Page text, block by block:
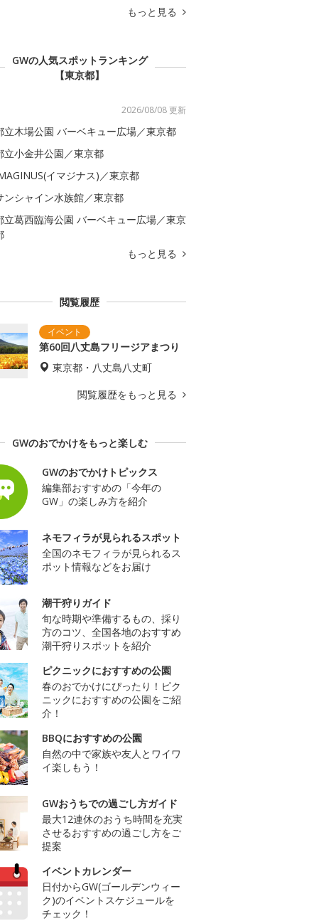
もっと見る
GWの人気スポットランキング
【東京都】
2026/08/08 更新
立木場公園 バーベキュー広場／東京都
立小金井公園／東京都
イマジナス)／東京都
ンシャイン水族館／東京都
立葛西臨海公園 バーベキュー広場／東京
もっと見る
閲覧履歴
第60回八丈島フリージアまつり
東京都・八丈島八丈町
閲覧履歴をもっと見る
GWのおでかけをもっと楽しむ
GWのおでかけトピックス
編集部おすすめの「今年の
GW」の楽しみ方を紹介
ネモフィラが見られるスポット
全国のネモフィラが見られるス
ポット情報などをお届け
潮干狩りガイド
旬な時期や準備するもの、採り
方のコツ、全国各地のおすすめ
潮干狩りスポットを紹介
ピクニックにおすすめの公園
春のおでかけにぴったり！ピク
ニックにおすすめの公園をご紹
介！
BBQにおすすめの公園
自然の中で家族や友人とワイワ
イ楽しもう！
GWおうちでの過ごし方ガイド
最大12連休のおうち時間を充実
させるおすすめの過ごし方をご
提案
イベントカレンダー
日付からGW(ゴールデンウィー
ク)のイベントスケジュールを
チェック！